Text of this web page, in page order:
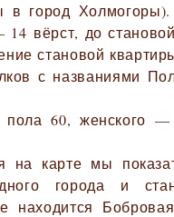
в город
вёрст, до
становой
с названиями
пола 60, женского —
на карте мы
города и
находится